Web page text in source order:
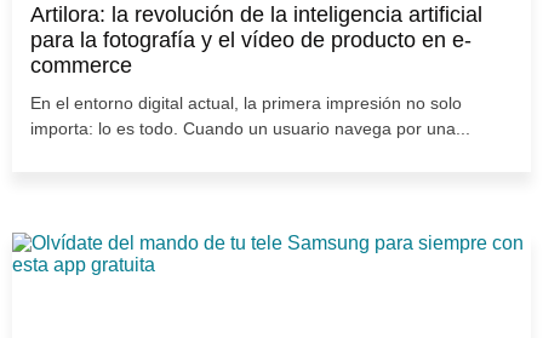
Artilora: la revolución de la inteligencia artificial
para la fotografía y el vídeo de producto en e-
commerce
En el entorno digital actual, la primera impresión no solo
importa: lo es todo. Cuando un usuario navega por una...